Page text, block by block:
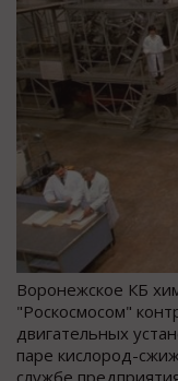
Воронежское КБ
"Роскосмосом"
двигательных
паре кислород-
службе